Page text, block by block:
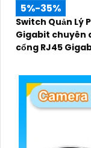
5%-35%
Switch Quản Lý
Gigabit chuyên
cổng RJ45